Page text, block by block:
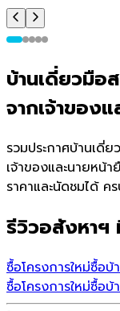
บ้านเดี่ยวมือ
จากเจ้าของ
รวมประกาศบ้านเดี่
เจ้าของและนายหน้
ราคาและนัดชมได้ ค
รีวิวอสังหา
ซื้อโครงการใหม่ซื้อบ้
ซื้อโครงการใหม่ซื้อบ้